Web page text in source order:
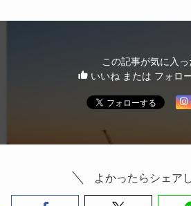
この記事が気に入っ
いいね または フォロ
よかったらシェア